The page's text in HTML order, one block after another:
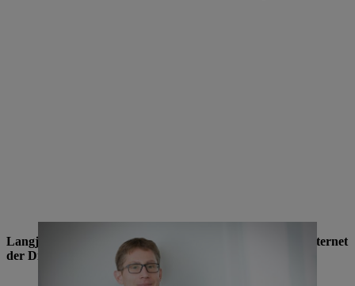
Langjährige Erfahrung in der Digitalisierung und dem Internet
der Dinge